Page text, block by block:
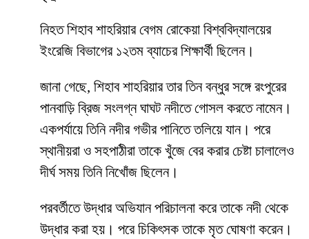
নিহত শিহাব শাহরিয়ার বেগম রোকেয়া বিশ্ববিদ্যালয়ের
ইংরেজি বিভাগের ১২তম ব্যাচের শিক্ষার্থী ছিলেন।
জানা গেছে, শিহাব শাহরিয়ার তার তিন বন্ধুর সঙ্গে রংপুরের
পানবাড়ি ব্রিজ সংলগ্ন ঘাঘট নদীতে গোসল করতে নামেন।
একপর্যায়ে তিনি নদীর গভীর পানিতে তলিয়ে যান। পরে
স্থানীয়রা ও সহপাঠীরা তাকে খুঁজে বের করার চেষ্টা চালালেও
দীর্ঘ সময় তিনি নিখোঁজ ছিলেন।
পরবর্তীতে উদ্ধার অভিযান পরিচালনা করে তাকে নদী থেকে
উদ্ধার করা হয়। পরে চিকিৎসক তাকে মৃত ঘোষণা করেন।